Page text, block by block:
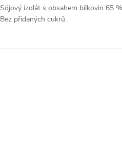
Sójový izolát s obsahem bílkovin 65
Bez přidaných cukrů.